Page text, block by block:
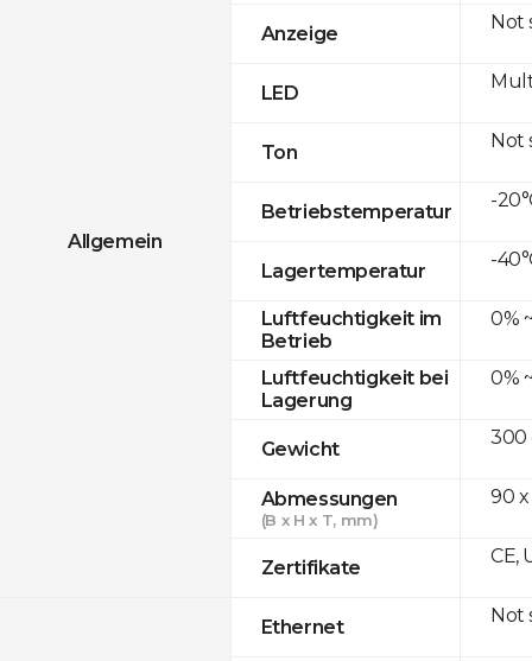
Allgemein
Anzeige
LED
Ton
Betriebstemperatur
Lagertemperatur
Luftfeuchtigkeit im
Betrieb
Luftfeuchtigkeit bei
Lagerung
Gewicht
Abmessungen
(B x H x T, mm)
Zertifikate
Ethernet
Not
Not
-
-
0%
0%
300
90 x
CE,
Not